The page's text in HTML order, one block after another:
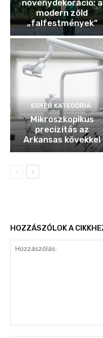
növénydekoráció: a
modern zöld
„falfestmények”
EGYÉB KATEGÓRIA
Mikroszkopikus
precizitás az
Arkansas kövekkel
HOZZÁSZÓLOK A